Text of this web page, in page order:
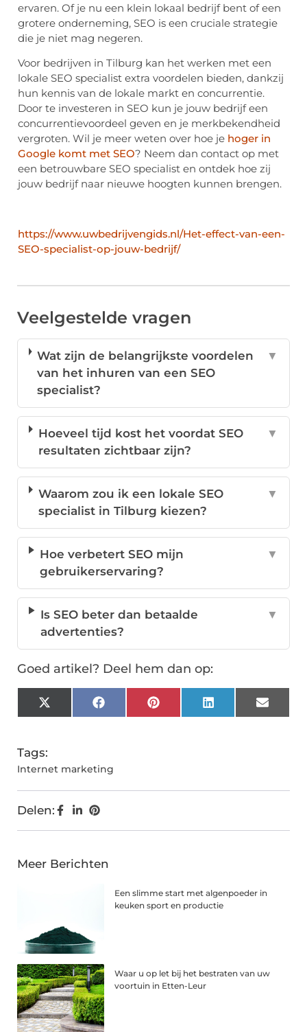
ervaren. Of je nu een klein lokaal bedrijf bent of een
grotere onderneming, SEO is een cruciale strategie
die je niet mag negeren.
Voor bedrijven in Tilburg kan het werken met een
lokale SEO specialist extra voordelen bieden, dankzij
hun kennis van de lokale markt en concurrentie.
Door te investeren in SEO kun je jouw bedrijf een
concurrentievoordeel geven en je merkbekendheid
vergroten. Wil je meer weten over hoe je hoger in
Google komt met SEO? Neem dan contact op met
een betrouwbare SEO specialist en ontdek hoe zij
jouw bedrijf naar nieuwe hoogten kunnen brengen.
https://www.uwbedrijvengids.nl/Het-effect-van-een-
SEO-specialist-op-jouw-bedrijf/
Veelgestelde vragen
Wat zijn de belangrijkste voordelen
van het inhuren van een SEO
specialist?
▼
Hoeveel tijd kost het voordat SEO
resultaten zichtbaar zijn?
▼
Waarom zou ik een lokale SEO
specialist in Tilburg kiezen?
▼
Hoe verbetert SEO mijn
gebruikerservaring?
▼
Is SEO beter dan betaalde
advertenties?
▼
Goed artikel? Deel hem dan op:
X
(Twitter)
FacebookPinterestLinkedInEmail
Tags:
Internet marketing
Delen:
Meer Berichten
Een slimme start met algenpoeder in
keuken sport en productie
Waar u op let bij het bestraten van uw
voortuin in Etten-Leur